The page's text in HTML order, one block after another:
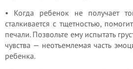
• Когда ребенок не получает
сталкивается с тщетностью,
печали. Позвольте ему испытать
чувства — неотъемлемая часть
ребенка.